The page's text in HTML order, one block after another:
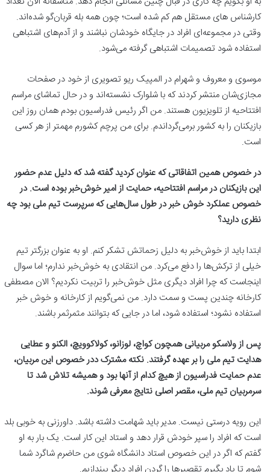
کارشناس های مستقل هم کم شده است؛ چون همه بله قربان‌گو شده‌اند.
وقتی در مجموعه‌ای افراد در جایگاه خودشان نباشند و از آدم‌های اشتباهی
استفاده شود تصمیمات اشتباهی گرفته می‌شود.
موسوی و معروف و شهرام در المپیک ریو تصویری از خود در صفحات
مجازی‌شان منتشر کردند که با شلوارک نشسته‌اند و در حال تماشای مراسم
افتتاحیه از تلویزیون هستند. من اگر رئیس فدراسیون بودم همان روز این
بازیکنان را به کشور برمی‌گرداندم. برای من پرچم کشورم مهمتر از هر کسی
است.
در خصوص همین اتفاقاتی که عنوان کردید گفته شد که دلیل عدم حضور
این بازیکنان در مراسم افتتاحیه، حمایت از امیر خوش‌خبر بوده است. در
خصوص عملکرد خوش خبر در طول سال‌هایی که سرپرست تیم ملی بود چه
نظری دارید؟
ابتدا باید از خوش‌خبر به دلیل زحماتش تشکر کنم. او به عنوان بزرگتر تیم
خیلی از ترکش‌ها را دفع می‌کرد. من انتقادی به خوش‌خبر ندارم؛ اما سوال
اینجاست که چرا افراد دیگری مثل خوش‌خبر را تربیت نکردیم؟ الان مصطفی
کارخانه چندین پست و سمت دارد. من نمی‌گویم از کارخانه و خوش خبر
استفاده نشود؛ استفاده شود، اما در جایی که بتوانند مثمرثمر باشند.
پس از ولاسکو مربیانی همچون کواچ، لوزانو، کولاکوویچ، الکنو و عطایی
هدایت تیم ملی را بر عهده گرفتند. نکته مشترک ددر خصوص این مربیان،
عدم حمایت فدراسیون از هیچ کدام از آنها بود و همیشه تلاش شد تا
سرمربیان تیم ملی، مقصر اصلی نتایج معرفی شوند.
این رویه درستی نیست. مدیر باید شهامت داشته باشد. داورزنی به خوبی بلد
است که افراد را سپر خودش قرار دهد و استاد این کار است. یک بار به او
گفتم که اگر در این خصوص استاد دانشگاه شوی من حاضرم شاگرد شما